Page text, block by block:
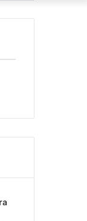
por